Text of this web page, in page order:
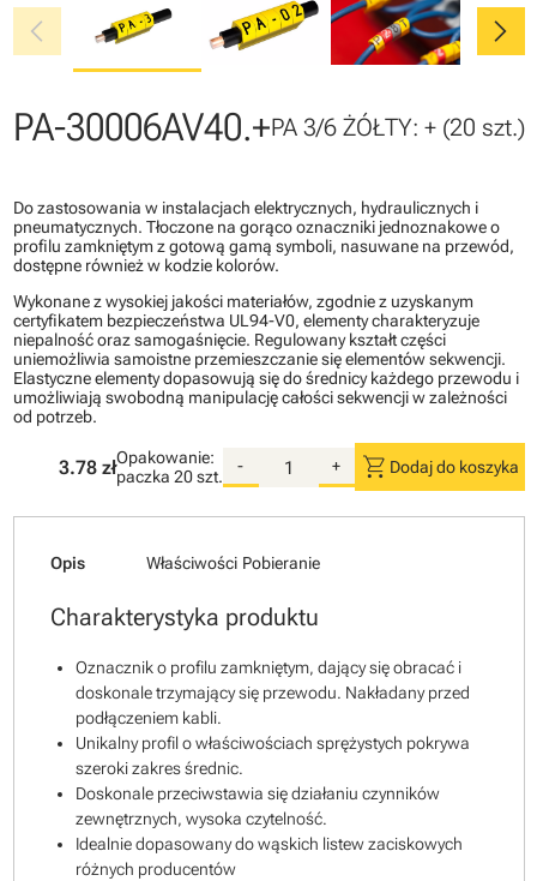
chevron_left chevron_right
PA-30006AV40.+PA 3/6 ŻÓŁTY: + (20 szt.)
Do zastosowania w instalacjach elektrycznych, hydraulicznych i
pneumatycznych. Tłoczone na gorąco oznaczniki jednoznakowe o
profilu zamkniętym z gotową gamą symboli, nasuwane na przewód,
dostępne również w kodzie kolorów.
Wykonane z wysokiej jakości materiałów, zgodnie z uzyskanym
certyfikatem bezpieczeństwa UL94-V0, elementy charakteryzuje
niepalność oraz samogaśnięcie. Regulowany kształt części
uniemożliwia samoistne przemieszczanie się elementów sekwencji.
Elastyczne elementy dopasowują się do średnicy każdego przewodu i
umożliwiają swobodną manipulację całości sekwencji w zależności
od potrzeb.
3.78 złOpakowanie:
paczka 20 szt.
- + shopping_cart Dodaj do koszyka
Opis Właściwości Pobieranie
Charakterystyka produktu
Oznacznik o profilu zamkniętym, dający się obracać i
doskonale trzymający się przewodu. Nakładany przed
podłączeniem kabli.
Unikalny profil o właściwościach sprężystych pokrywa
szeroki zakres średnic.
Doskonale przeciwstawia się działaniu czynników
zewnętrznych, wysoka czytelność.
Idealnie dopasowany do wąskich listew zaciskowych
różnych producentów